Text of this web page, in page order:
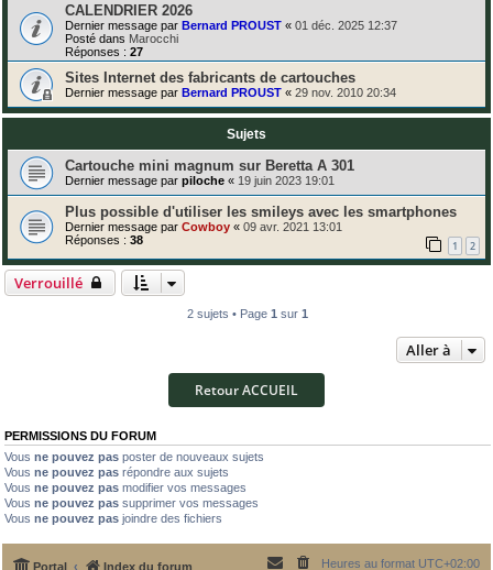
CALENDRIER 2026
Dernier message par Bernard PROUST « 01 déc. 2025 12:37
Posté dans Marocchi
Réponses : 27
Sites Internet des fabricants de cartouches
Dernier message par Bernard PROUST « 29 nov. 2010 20:34
Sujets
Cartouche mini magnum sur Beretta A 301
Dernier message par piloche « 19 juin 2023 19:01
Plus possible d'utiliser les smileys avec les smartphones
Dernier message par Cowboy « 09 avr. 2021 13:01
Réponses : 38 1 2
Verrouillé
2 sujets • Page 1 sur 1
Aller à
Retour ACCUEIL
PERMISSIONS DU FORUM
Vous ne pouvez pas poster de nouveaux sujets
Vous ne pouvez pas répondre aux sujets
Vous ne pouvez pas modifier vos messages
Vous ne pouvez pas supprimer vos messages
Vous ne pouvez pas joindre des fichiers
Portal Index du forum Heures au format UTC+02:00